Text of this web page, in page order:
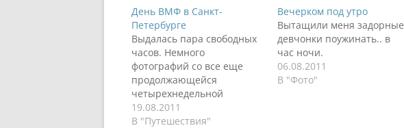
День ВМФ в Санкт-
Петербурге
Выдалась пара свободных
часов. Немного
фотографий со все еще
продолжающейся
четырехнедельной
командировки. Это день
ВМФ в Санкт-Петербурге.
19.08.2011
В "Путешествия"
Вечерком под утро
Вытащили меня задорные
девчонки поужинать.. в
час ночи.
06.08.2011
В "Фото"